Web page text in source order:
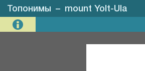
Топонимы – mount Yolt-Ula